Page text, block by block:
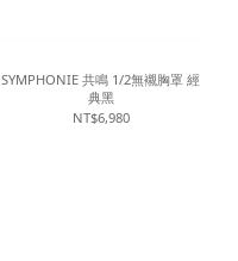
SYMPHONIE 共鳴 1/2無襯胸罩 經
典黑
NT$6,980